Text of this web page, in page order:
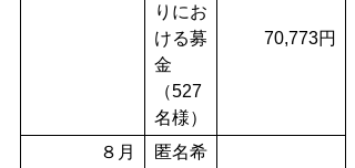
りにお
ける募
金
（527
名様）
70,773円
８月
匿名希